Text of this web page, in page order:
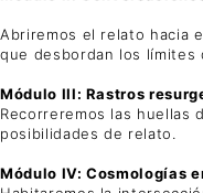
Abriremos el relato hacia
que desbordan los límites
Módulo III: Rastros
Recorreremos las huellas
posibilidades de relato.
Módulo IV: Cosmologías